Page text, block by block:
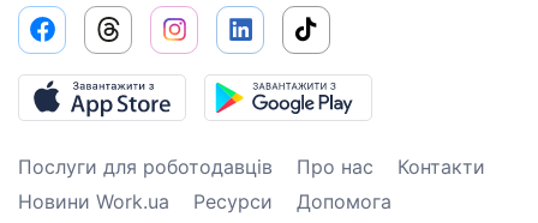
Послуги для роботодавців Про нас
Контакти
Новини Work.ua
Ресурси
Допомога